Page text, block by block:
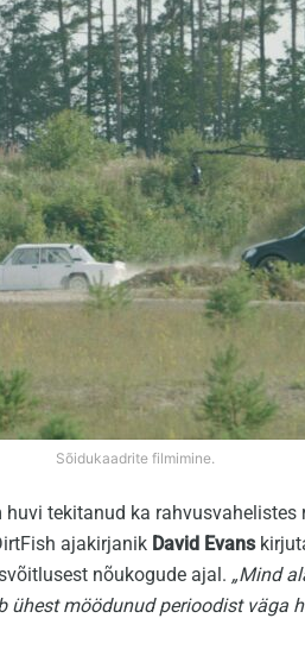
Sõidukaadrite filmimine.
tekitanud ka rahvusvahelistes
ajakirjanik David Evans
nõukogude ajal. „Mind
ühest möödunud perioodist väga